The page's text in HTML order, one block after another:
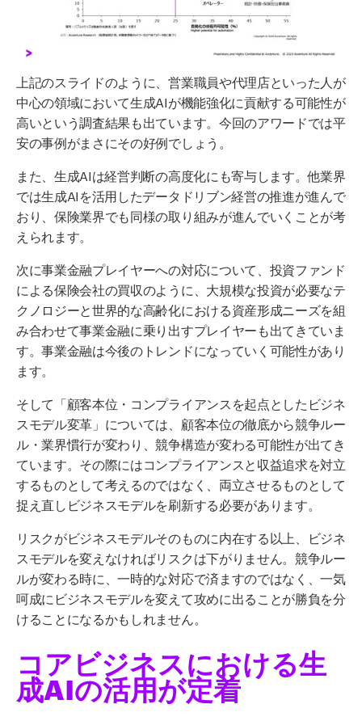
上記のスライドのように、営業職員や代理店といった人が
中心の領域において生成AIが機能強化に貢献する可能性が
高いという調査結果も出ています。今回のアワードでは平
安の事例がまさにその好例でしょう。
また、生成AIは経営判断の高度化にも寄与します。他業界
では生成AIを活用したデータドリブン経営の推進が進んで
おり、保険業界でも同様の取り組みが進んでいくことが考
えられます。
次に事業金融プレイヤーへの対応について、投資ファンド
による保険会社の買収のように、大規模な投資が必要なテ
クノロジーと世界的な高齢化における資産形成ニーズを組
み合わせて事業金融に乗り出すプレイヤーも出てきていま
す。事業金融は今後のトレンドになっていく可能性があり
ます。
そして「顧客本位・コンプライアンスを起点としたビジネ
スモデル変革」については、顧客本位の徹底から競争ルー
ル・業界慣行が変わり、競争構造が変わる可能性が出てき
ています。その際にはコンプライアンスと収益追求を対立
するものとして考えるのではなく、両立させるものとして
捉え直しビジネスモデルを刷新する必要があります。
リスクがビジネスモデルそのものに内在する以上、ビジネ
スモデルを変えなければリスクは下がりません。競争ルー
ルが変わる時に、一時的な対応で済ますのではなく、一気
呵成にビジネスモデルを変えて攻めに出ることが勝負を分
けることになるかもしれません。
コアビジネスにおける生
成AIの活用が定着